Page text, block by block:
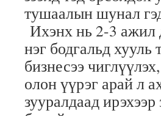
тушаалын шунал
Ихэнх нь 2-3 ажил
нэг бодгальд хууль
бизнесээ
олон үүрэг арай л
зууралдаад ирэхээр